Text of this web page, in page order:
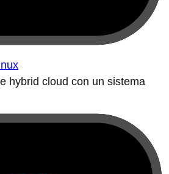
hybrid cloud con un sistema